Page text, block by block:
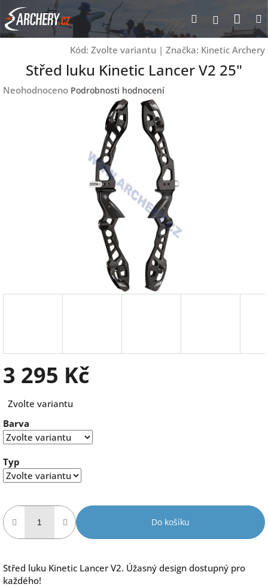
Přejít
na
obsah
Hledat
Kód: Zvolte variantu | Značka: Kinetic Archery
Střed luku Kinetic Lancer V2 25"
Průměrné
Neohodnoceno Podrobnosti hodnocení
3 295 Kč
cena:
Zvolte variantu
Barva
Typ
Do košíku
Střed luku Kinetic Lancer V2. Úžasný design dostupný pro
každého!